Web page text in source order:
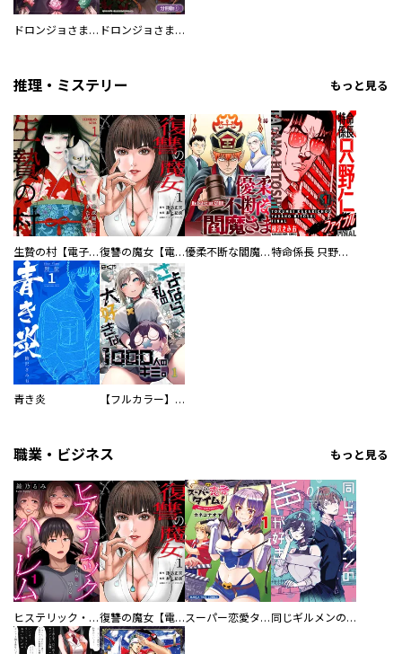
ドロンジョさまは転生しても悪役令嬢のままだった ドロンジョさまは転生しても悪役令嬢のままだった【分冊版】
推理・ミステリー もっと見る
生贄の村【電子単行本版】 復讐の魔女【電子単行本版】 優柔不断な閻魔さま 特命係長 只野仁ファイナル 愛蔵版
青き炎 【フルカラー】さよなら、私の大好きな１０００人のキミ。
職業・ビジネス もっと見る
ヒステリック・ハーレム～搾られる男と堕ちる女～【電子単行本版】 復讐の魔女【電子単行本版】 スーパー恋愛タイム！～現場でドＳな彼女は自宅でデレる～ 同じギルメンの声が好き